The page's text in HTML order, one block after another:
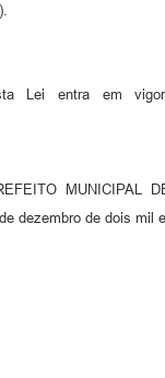
Lei entra em
MUNICIPAL
dezembro de dois mil